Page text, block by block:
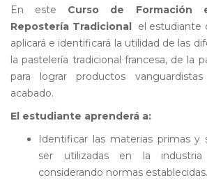
En este Curso de Formación
Repostería Tradicional el estudiante
aplicará e identificará la utilidad de las
la pastelería tradicional francesa, de la
para lograr productos
acabado.
El estudiante aprenderá a:
Identificar las materias primas y sus cualidades para
ser utilizadas en la
considerando normas establecidas.